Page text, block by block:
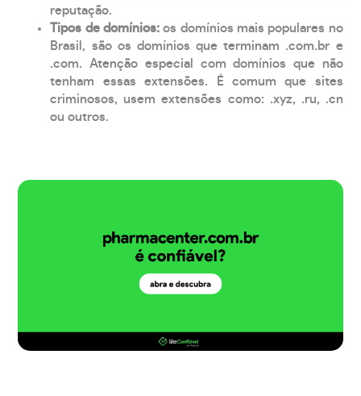
reputação.
Tipos de domínios:os domínios mais populares no
Brasil, são os domínios que terminam .com.br e
.com. Atenção especial com domínios que não
tenham essas extensões. É comum que sites
criminosos, usem extensões como: .xyz, .ru, .cn
ou outros.